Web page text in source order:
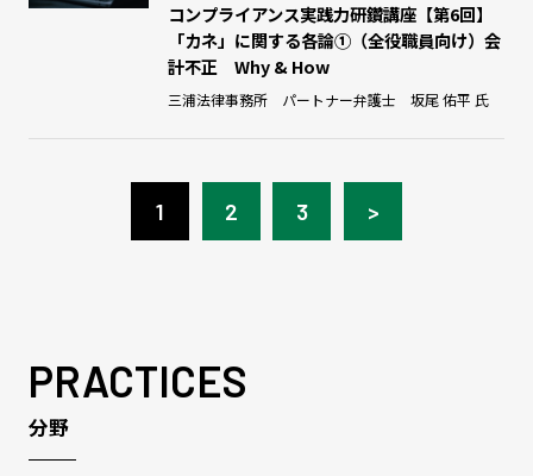
コンプライアンス実践力研鑽講座【第6回】
「カネ」に関する各論➀（全役職員向け）会
計不正 Why & How
三浦法律事務所 パートナー弁護士 坂尾 佑平 氏
1 2 3 >
PRACTICES
分野